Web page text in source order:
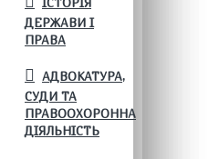
ДЕРЖАВИ І
ПРАВА
АДВОКАТУРА,
СУДИ ТА
ПРАВООХОРОННА
ДІЯЛЬНІСТЬ